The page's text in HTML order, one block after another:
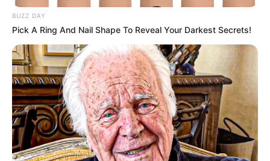
18:47 / 06 Avqust 2026 CƏMİYYƏT
Əmək pensiyalarında və bu
müavinətlərdə ARTIM OLACAQ -Deputat
AÇIQLADI
153 0 0
BUZZ DAY
Pick A Ring And Nail Shape To Reveal Your Darkest Secrets!